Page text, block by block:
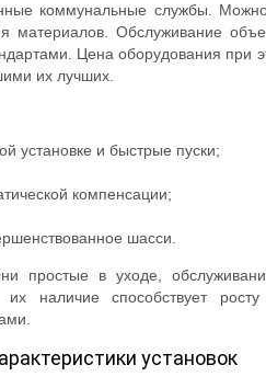
коммунальные службы.
материалов. Обслуживание
Цена оборудования при
их лучших.
установке и быстрые пуски;
компенсации;
шасси.
в уходе,
их наличие способствует
установок